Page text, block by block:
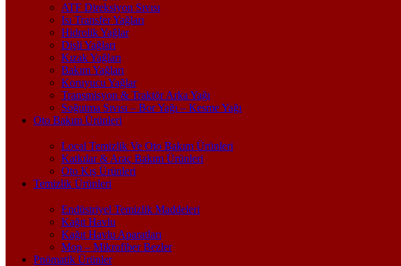
ATF Direksiyon Sıvısı
Isı Transfer Yağları
Hidrolik Yağlar
Dişli Yağları
Kızak Yağları
Bakım Yağları
Koruyucu Yağlar
Transmisyon & Traktör Arka Yağı
Soğutma Sıvısı – Bor Yağı – Kesme Yağı
Oto Bakım Ürünleri
Local Temizlik Ve Oto Bakım Ürünleri
Katkılar & Araç Bakım Ürünleri
Oto Kış Ürünleri
Temizlik Ürünleri
Endüstriyel Temizlik Maddeleri
Kağıt Havlu
Kağıt Havlu Aparatları
Mop – Mikrofiber Bezler
Pnömatik Ürünler